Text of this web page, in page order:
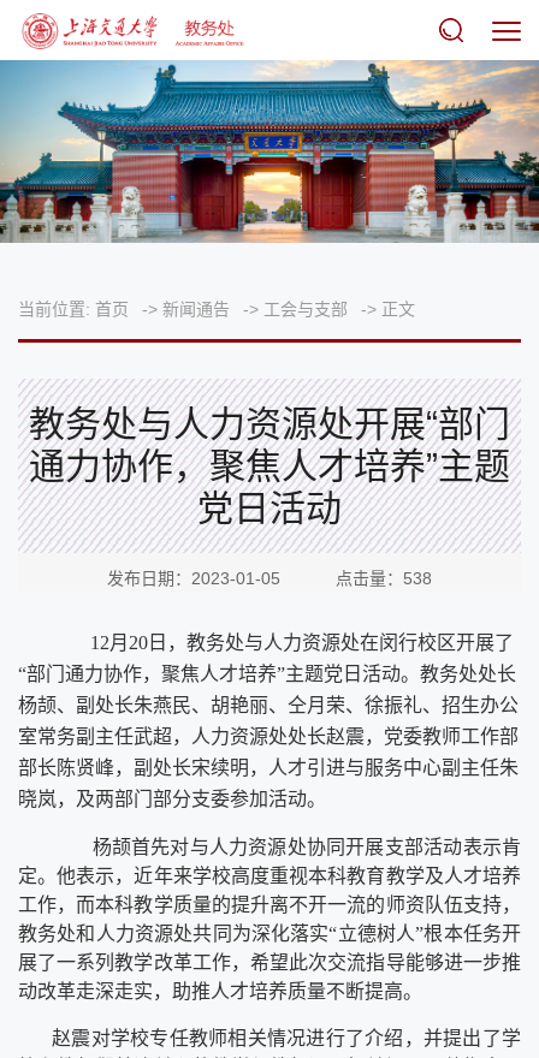
当前位置: 首页 -> 新闻通告 -> 工会与支部 -> 正文
教务处与人力资源处开展“部门
通力协作，聚焦人才培养”主题
党日活动
发布日期：2023-01-05 点击量： 538
12月 20 日，教务处与人力资源处在闵行校区开展了
“部门通力协作，聚焦人才培养”主题党日活动。教务处处长
杨颉、副处长朱燕民、胡艳丽、仝月荣、徐振礼、招生办公
室常务副主任武超，人力资源处处长赵震，党委教师工作部
部长陈贤峰，副处长宋续明，人才引进与服务中心副主任朱
晓岚，及两部门部分支委参加活动。
杨颉首先对与人力资源处协同开展支部活动表示肯
定。他表示，近年来学校高度重视本科教育教学及人才培养
工作，而本科教学质量的提升离不开一流的师资队伍支持，
教务处和人力资源处共同为深化落实“立德树人”根本任务开
展了一系列教学改革工作，希望此次交流指导能够进一步推
动改革走深走实，助推人才培养质量不断提高。
赵震对学校专任教师相关情况进行了介绍，并提出了学